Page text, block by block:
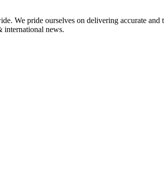
We pride ourselves on delivering accurate and
international news.